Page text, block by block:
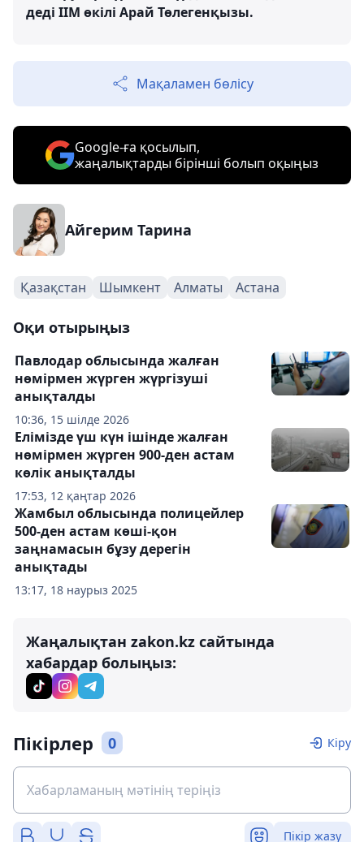
деді ІІМ өкілі Арай Төлегенқызы.
Мақаламен бөлісу
Google-ға қосылып,
жаңалықтарды бірінші болып оқыңыз
Айгерим Тарина
Қазақстан Шымкент Алматы Астана
Оқи отырыңыз
10:36, 15 шілде 2026
Павлодар облысында жалған
нөмірмен жүрген жүргізуші
анықталды
17:53, 12 қаңтар 2026
Елімізде үш күн ішінде жалған
нөмірмен жүрген 900-ден астам
көлік анықталды
13:17, 18 наурыз 2025
Жамбыл облысында полицейлер
500-ден астам көші-қон
заңнамасын бұзу дерегін
анықтады
Жаңалықтан zakon.kz сайтында
хабардар болыңыз:
Пікірлер 0 Кіру
Пікір жазу